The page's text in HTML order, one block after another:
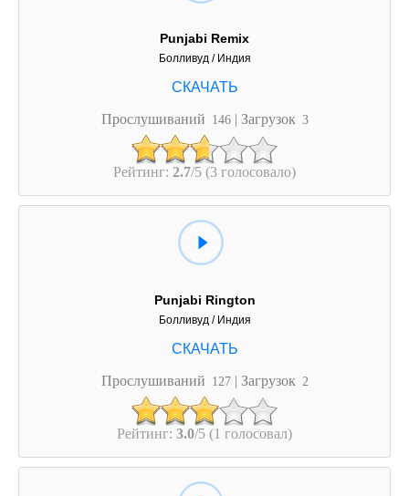
Punjabi Remix
Болливуд / Индия
Прослушиваний 146 | Загрузок 3
Рейтинг: 2.7/5 (3 голосовало)
Punjabi Rington
Болливуд / Индия
Прослушиваний 127 | Загрузок 2
Рейтинг: 3.0/5 (1 голосовал)